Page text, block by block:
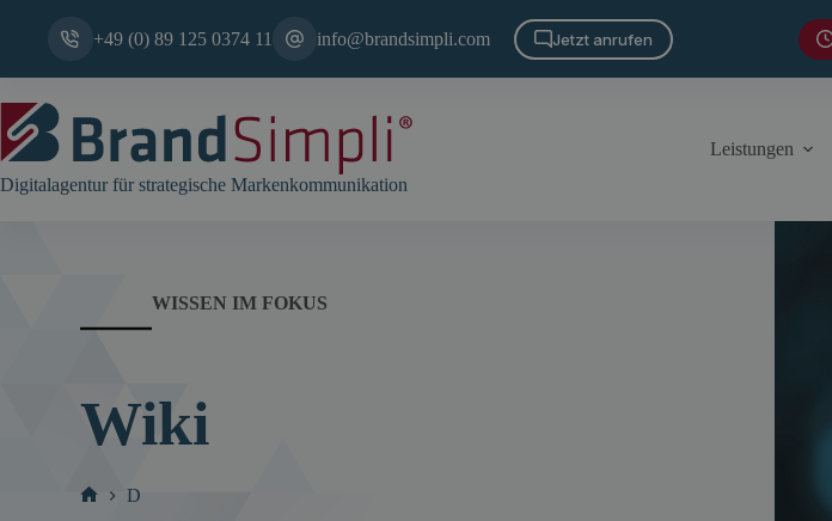
+49 (0) 89 125 0374 11 info@brandsimpli.com Jetzt anrufen
Digitalagentur für strategische Markenkommunikation
Leistungen
WISSEN IM FOKUS
Wiki
D